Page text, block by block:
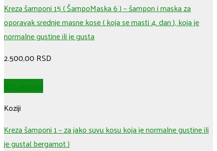
Kreza šamponi 15 ( ŠampoMaska 6 ) – šampon i maska za
oporavak srednje masne kose ( koja se masti 4. dan ), koja je
normalne gustine ili je gusta
2.500,00 RSD
Koziji
Kreza šamponi 1 – za jako suvu kosu koja je normalne gustine ili
je gusta( bergamot )